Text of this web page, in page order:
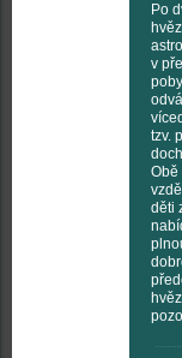
Po
v
tzv.
Obě
děti